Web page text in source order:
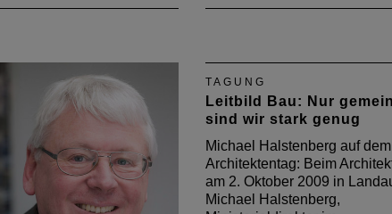
Hauenstein,
und Dahner-
sowie des
Trier-Saarburg unter
„Wir sind Heimat“
bemerkenswerte
vorgestellt.…
TAGUNG
Leitbild Bau: Nur
sind wir stark genug
Michael Halstenberg auf dem
Architektentag: Beim
am 2. Oktober 2009 in
Michael Halstenberg,